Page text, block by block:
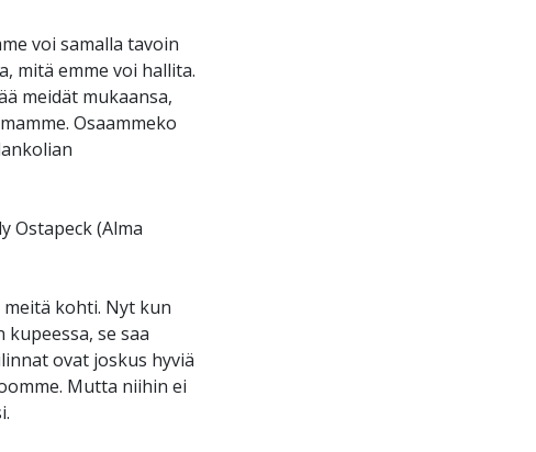
voi samalla tavoin
mitä emme voi hallita.
meidät mukaansa,
Osaammeko
Ostapeck (Alma
kohti. Nyt kun
se saa
ovat joskus hyviä
Mutta niihin ei